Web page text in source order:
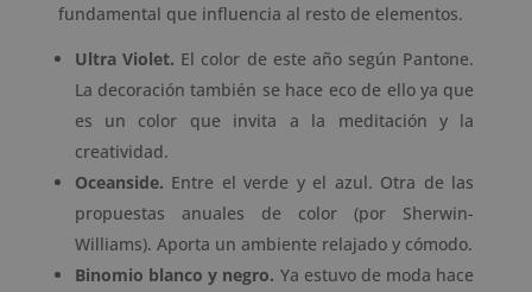
fundamental que influencia al resto de elementos.
Ultra Violet. El color de este año según Pantone.
La decoración también se hace eco de ello ya que
es un color que invita a la meditación y la
creatividad.
Oceanside. Entre el verde y el azul. Otra de las
propuestas anuales de color (por Sherwin-
Williams). Aporta un ambiente relajado y cómodo.
Binomio blanco y negro. Ya estuvo de moda hace